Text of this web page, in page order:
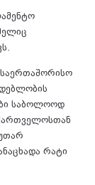
საბოლოოდ
რატი